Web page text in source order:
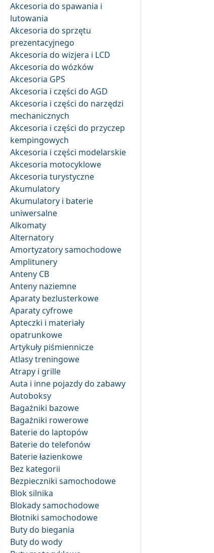
Akcesoria do spawania i
lutowania
Akcesoria do sprzętu
prezentacyjnego
Akcesoria do wizjera i LCD
Akcesoria do wózków
Akcesoria GPS
Akcesoria i części do AGD
Akcesoria i części do narzędzi
mechanicznych
Akcesoria i części do przyczep
kempingowych
Akcesoria i części modelarskie
Akcesoria motocyklowe
Akcesoria turystyczne
Akumulatory
Akumulatory i baterie
uniwersalne
Alkomaty
Alternatory
Amortyzatory samochodowe
Amplitunery
Anteny CB
Anteny naziemne
Aparaty bezlusterkowe
Aparaty cyfrowe
Apteczki i materiały
opatrunkowe
Artykuły piśmiennicze
Atlasy treningowe
Atrapy i grille
Auta i inne pojazdy do zabawy
Autoboksy
Bagażniki bazowe
Bagażniki rowerowe
Baterie do laptopów
Baterie do telefonów
Baterie łazienkowe
Bez kategorii
Bezpieczniki samochodowe
Blok silnika
Blokady samochodowe
Błotniki samochodowe
Buty do biegania
Buty do wody